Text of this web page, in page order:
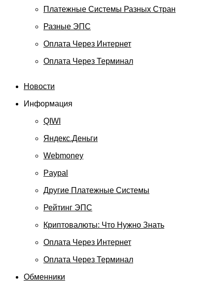
Платежные Системы Разных Стран
Разные ЭПС
Оплата Через Интернет
Оплата Через Терминал
Новости
Информация
QIWI
Яндекс.Деньги
Webmoney
Paypal
Другие Платежные Системы
Рейтинг ЭПС
Криптовалюты: Что Нужно Знать
Оплата Через Интернет
Оплата Через Терминал
Обменники